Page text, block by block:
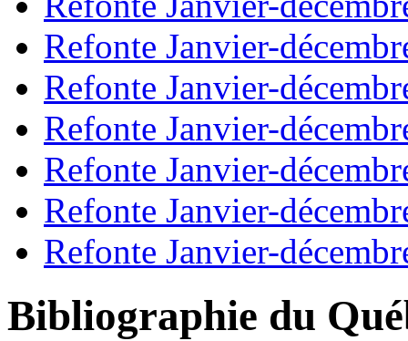
Refonte Janvier-
Refonte Janvier-
Refonte Janvier-
Refonte Janvier-
Refonte Janvier-
Refonte Janvier-
Bibliographie du